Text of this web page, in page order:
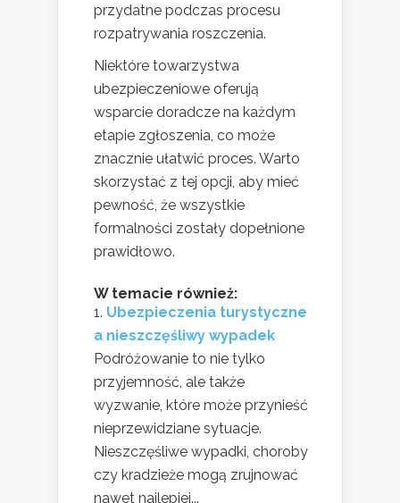
przydatne podczas procesu
rozpatrywania roszczenia.
Niektóre towarzystwa
ubezpieczeniowe oferują
wsparcie doradcze na każdym
etapie zgłoszenia, co może
znacznie ułatwić proces. Warto
skorzystać z tej opcji, aby mieć
pewność, że wszystkie
formalności zostały dopełnione
prawidłowo.
W temacie również:
Ubezpieczenia turystyczne
a nieszczęśliwy wypadek
Podróżowanie to nie tylko
przyjemność, ale także
wyzwanie, które może przynieść
nieprzewidziane sytuacje.
Nieszczęśliwe wypadki, choroby
czy kradzieże mogą zrujnować
nawet najlepiej...